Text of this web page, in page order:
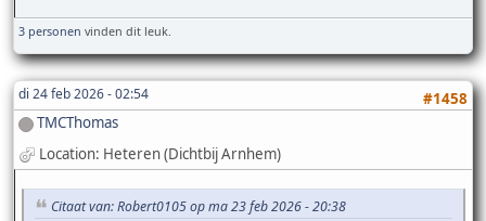
3 personen vinden dit leuk.
di 24 feb 2026 - 02:54
#1458
TMCThomas
Location: Heteren (Dichtbij Arnhem)
Citaat van: Robert0105 op ma 23 feb 2026 - 20:38